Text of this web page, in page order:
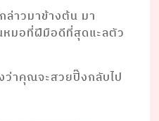
าวมาข้างต้น มา
มอที่ฝีมือดีที่สุดแะลตัว
าคุณจะสวยปิ๊งกลับไป